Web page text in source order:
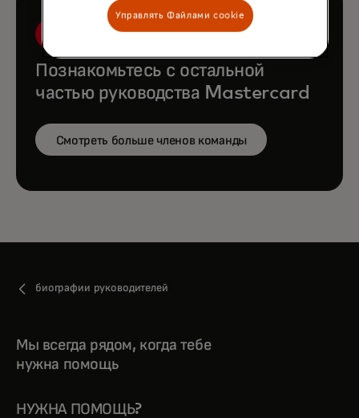
Познакомьтесь с остальной
частью руководства Mastercard
Смотреть больше членов команды
биографии руководителей
Мы всегда рядом, когда тебе
нужна помощь
НУЖНА ПОМОЩЬ?
Управлять Файлами cookie